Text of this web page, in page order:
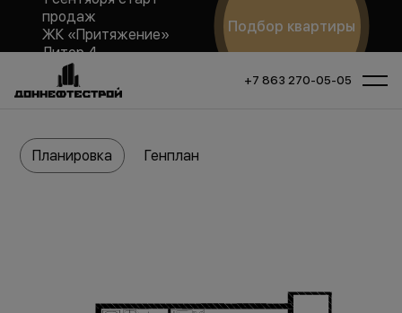
продаж
ЖК «Притяжение»
Литер 4
Подбор квартиры
+7 863 270-05-05
Планировка Генплан